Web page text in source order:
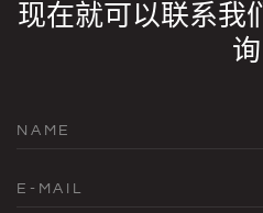
现在就可以联系我
询
NAME
E-MAIL